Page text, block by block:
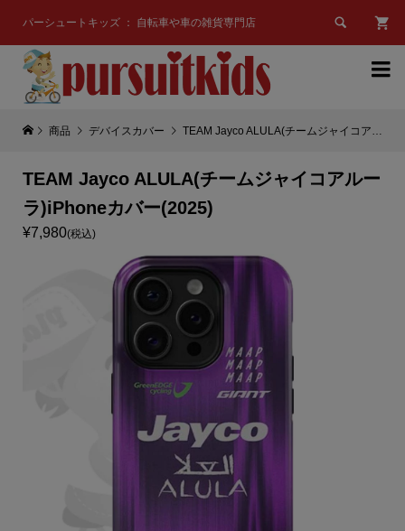
パーシュートキッズ ： 自転車や車の雑貨専門店 

商品 デバイスカバー TEAM Jayco ALULA(チームジャイコアルーラ)iPhoneカバー(2025)
TEAM Jayco ALULA(チームジャイコアルー
ラ)iPhoneカバー(2025)
¥7,980(税込)